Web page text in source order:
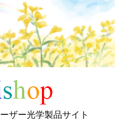
ザー光学製品サイト